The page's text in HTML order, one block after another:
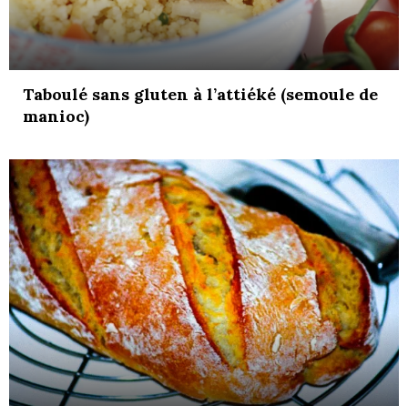
Taboulé sans gluten à l’attiéké (semoule de
manioc)